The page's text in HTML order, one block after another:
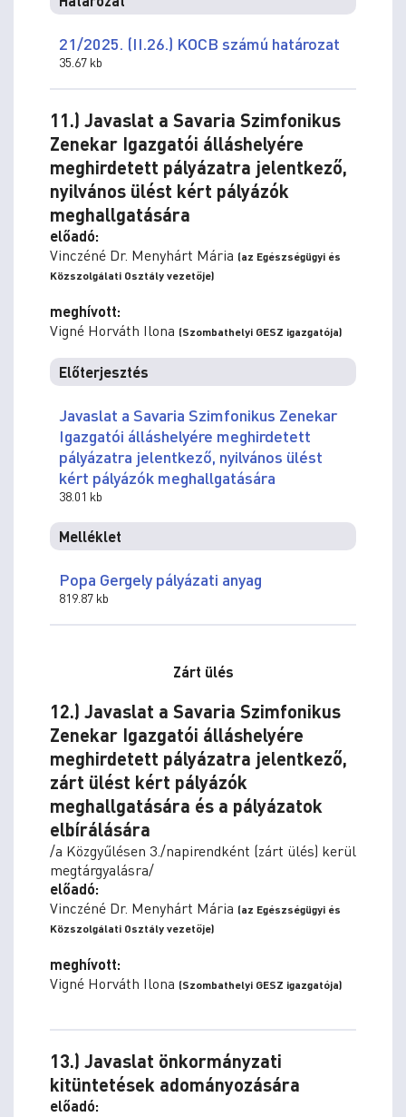
21/2025. (II.26.) KOCB számú határozat
35.67 kb
11.) Javaslat a Savaria Szimfonikus
Zenekar Igazgatói álláshelyére
meghirdetett pályázatra jelentkező,
nyilvános ülést kért pályázók
meghallgatására
előadó:
Vinczéné Dr. Menyhárt Mária (az Egészségügyi és
Közszolgálati Osztály vezetője)
meghívott:
Vigné Horváth Ilona (Szombathelyi GESZ igazgatója)
Előterjesztés
Javaslat a Savaria Szimfonikus Zenekar
Igazgatói álláshelyére meghirdetett
pályázatra jelentkező, nyilvános ülést
kért pályázók meghallgatására
38.01 kb
Melléklet
Popa Gergely pályázati anyag
819.87 kb
Zárt ülés
12.) Javaslat a Savaria Szimfonikus
Zenekar Igazgatói álláshelyére
meghirdetett pályázatra jelentkező,
zárt ülést kért pályázók
meghallgatására és a pályázatok
elbírálására
/a Közgyűlésen 3./napirendként (zárt ülés) kerül
megtárgyalásra/
előadó:
Vinczéné Dr. Menyhárt Mária (az Egészségügyi és
Közszolgálati Osztály vezetője)
meghívott:
Vigné Horváth Ilona (Szombathelyi GESZ igazgatója)
13.) Javaslat önkormányzati
kitüntetések adományozására
előadó: